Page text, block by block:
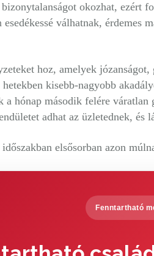
okozhat, ezért
válhatnak, érdemes
hoz, amelyek
kisebb-nagyobb
a hónap második felére
adhat az üzletednek, és
elsősorban azon
Fenntartható